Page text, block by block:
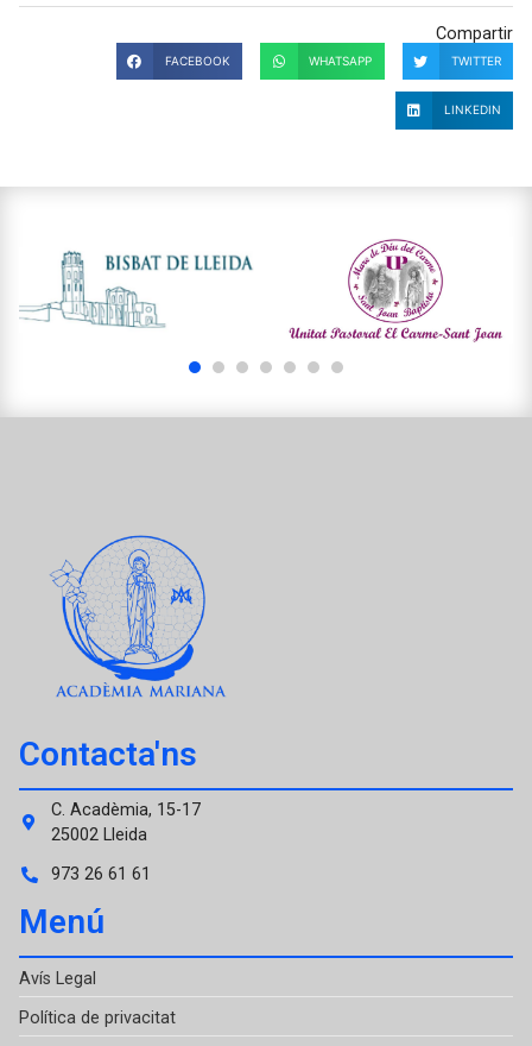
Compartir
FACEBOOK WHATSAPP TWITTER
LINKEDIN
Contacta'ns
C. Acadèmia, 15-17
25002 Lleida
973 26 61 61
Menú
Avís Legal
Política de privacitat